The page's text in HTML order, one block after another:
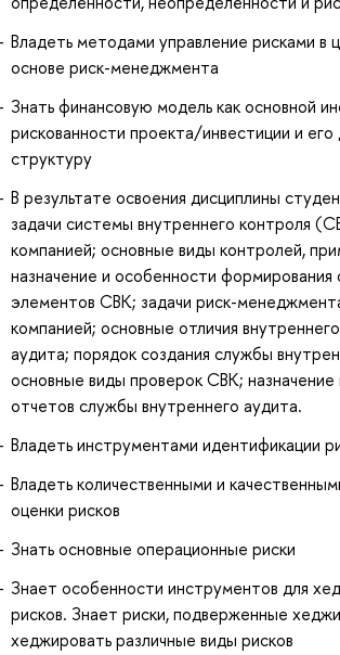
Владеть методами управление рисками в
основе риск-менеджмента
Знать финансовую модель как основной
рискованности проекта/инвестиции и
структуру
В результате освоения дисциплины
задачи системы внутреннего контроля
компанией; основные виды контролей,
назначение и особенности формирования
элементов СВК; задачи риск-
компанией; основные отличия
аудита; порядок создания службы
основные виды проверок СВК; назначение
отчетов службы внутреннего аудита.
Владеть инструментами идентификации
Владеть количественными и
оценки рисков
Знать основные операционные риски
Знает особенности инструментов для
рисков. Знает риски, подверженные
хеджировать различные виды рисков